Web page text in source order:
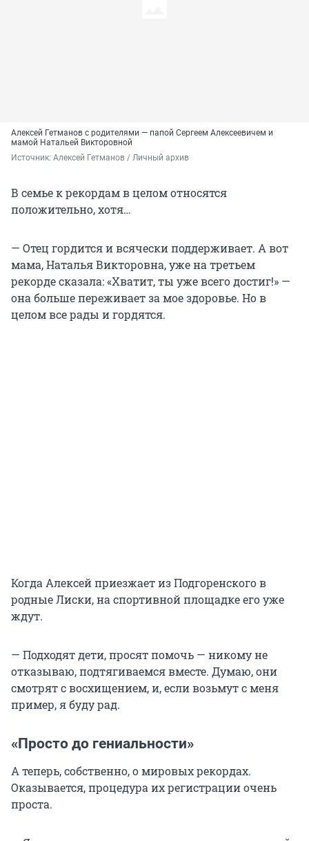
Алексей Гетманов с родителями — папой Сергеем Алексеевичем и
мамой Натальей Викторовной
Источник: Алексей Гетманов / Личный архив
В семье к рекордам в целом относятся
положительно, хотя…
— Отец гордится и всячески поддерживает. А вот
мама, Наталья Викторовна, уже на третьем
рекорде сказала: «Хватит, ты уже всего достиг!» —
она больше переживает за мое здоровье. Но в
целом все рады и гордятся.
Когда Алексей приезжает из Подгоренского в
родные Лиски, на спортивной площадке его уже
ждут.
— Подходят дети, просят помочь — никому не
отказываю, подтягиваемся вместе. Думаю, они
смотрят с восхищением, и, если возьмут с меня
пример, я буду рад.
«Просто до гениальности»
А теперь, собственно, о мировых рекордах.
Оказывается, процедура их регистрации очень
проста.